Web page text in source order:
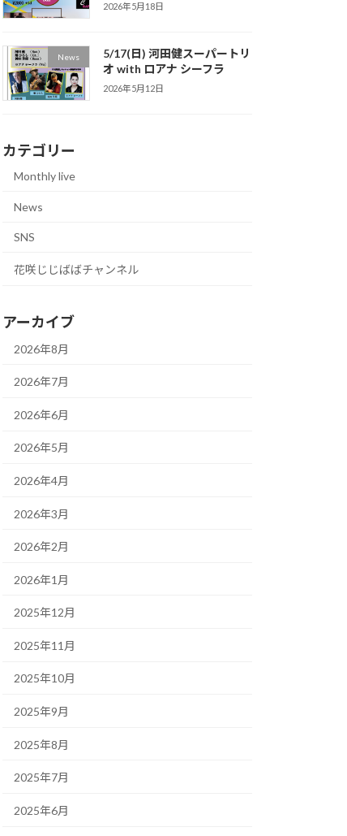
2026年5月18日
News
5/17(日) 河田健スーパートリ
オ with ロアナ シーフラ
2026年5月12日
カテゴリー
Monthly live
News
SNS
花咲じじばばチャンネル
アーカイブ
2026年8月
2026年7月
2026年6月
2026年5月
2026年4月
2026年3月
2026年2月
2026年1月
2025年12月
2025年11月
2025年10月
2025年9月
2025年8月
2025年7月
2025年6月